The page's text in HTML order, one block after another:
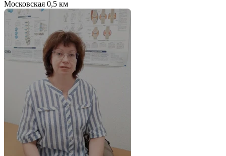
Московская 0,5 км